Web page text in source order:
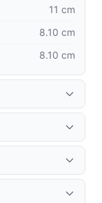
donker kunt
GHz Wi-Fi en
betrouwbare
volg deze
11 cm
8.10 cm
8.10 cm